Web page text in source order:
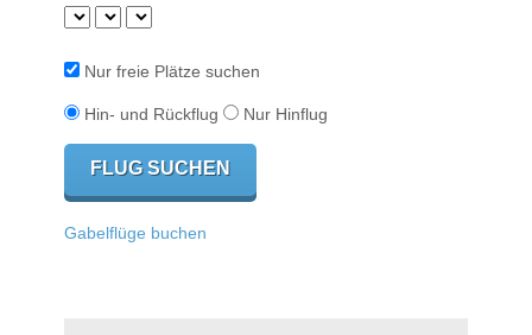
Nur freie Plätze suchen
Hin- und Rückflug Nur Hinflug
Gabelflüge buchen